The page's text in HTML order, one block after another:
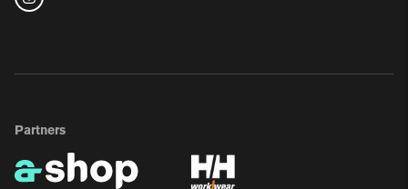
Partners